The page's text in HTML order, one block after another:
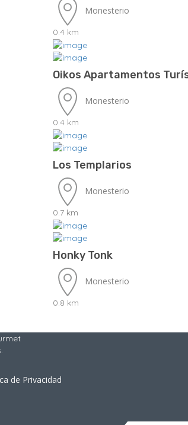
Monesterio
0.4 km
Oikos Apartamentos
Monesterio
0.4 km
Los Templarios
Monesterio
0.7 km
Honky Tonk
Monesterio
0.8 km
de Privacidad